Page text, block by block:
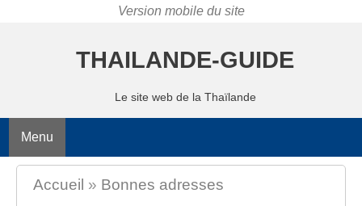
THAILANDE-GUIDE
Le site web de la Thaïlande
Menu
Accueil » Bonnes adresses